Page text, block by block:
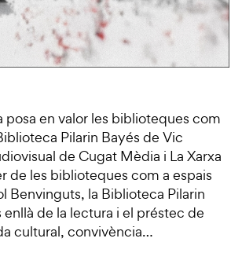
en valor les biblioteques com
Pilarin Bayés de Vic
de Cugat Mèdia i La Xarxa
de les biblioteques com a espais
Benvinguts, la Biblioteca Pilarin
de la lectura i el préstec de
cultural, convivència…